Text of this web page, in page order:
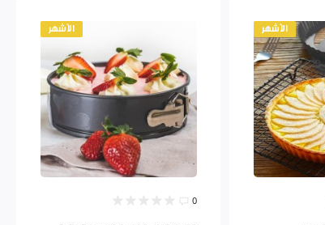
الأشهر الأشهر
0